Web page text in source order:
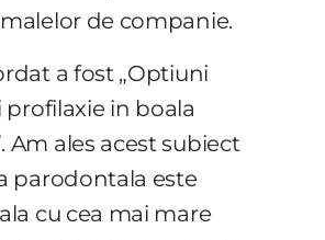
de companie.
a fost „Optiuni
in boala
Am ales acest subiect
parodontala este
cu cea mai mare